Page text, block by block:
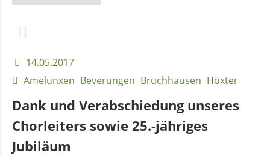
–
14.05.2017
Amelunxen Beverungen Bruchhausen Höxter
Dank und Verabschiedung unseres
Chorleiters sowie 25.-jähriges
Jubiläum